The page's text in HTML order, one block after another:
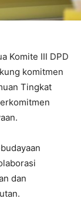
Komite III DPD
komitmen
Tingkat
dan